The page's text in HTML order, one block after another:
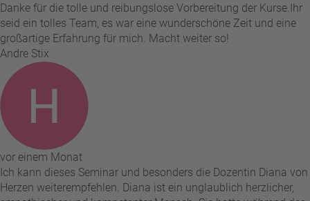
Danke für die tolle und reibungslose Vorbereitung der Kurse. ​Ihr
seid ein tolles Team, es war eine wunderschöne Zeit und eine
großartige Erfahrung für mich. Macht weiter so!
Andre Stix
vor einem Monat
Ich kann dieses Seminar und besonders die Dozentin Diana von
Herzen weiterempfehlen. Diana ist ein unglaublich herzlicher,